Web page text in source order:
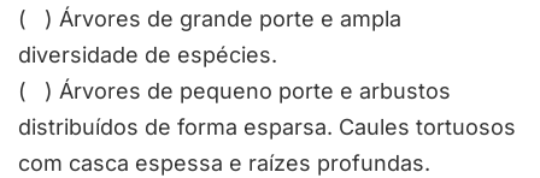
( ) Árvores de grande porte e ampla
diversidade de espécies.
( ) Árvores de pequeno porte e arbustos
distribuídos de forma esparsa. Caules tortuosos
com casca espessa e raízes profundas.